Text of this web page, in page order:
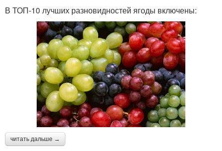
В ТОП-10 лучших разновидностей ягоды включены:
читать дальше →